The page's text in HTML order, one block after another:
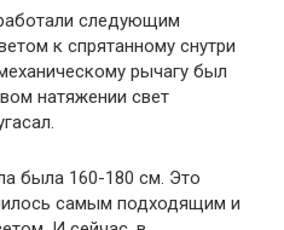
следующим
к спрятанному снутри
рычагу был
натяжении свет
была 160-180 см. Это
самым подходящим и